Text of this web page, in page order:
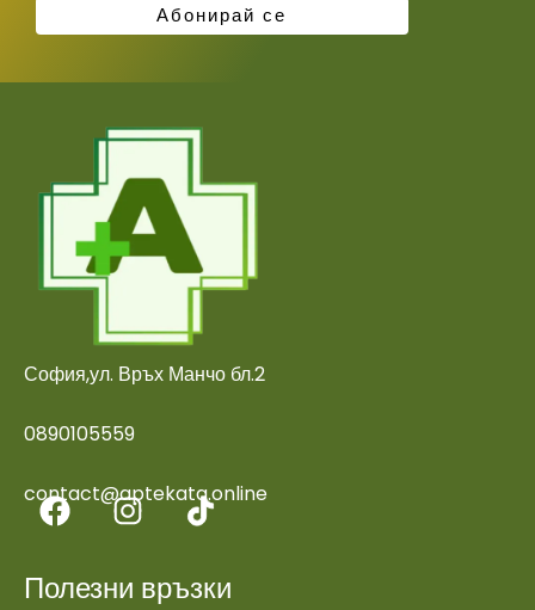
София,ул. Връх Манчо бл.2
0890105559
contact@aptekata.online
Полезни връзки